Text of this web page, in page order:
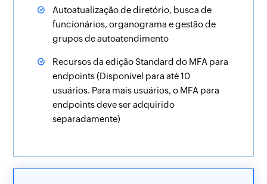
Autoatualização de diretório, busca de
funcionários,organograma egestão de
grupos de autoatendimento
Recursos da edição Standard do MFA para
endpoints (Disponível para até 10
usuários. Para mais usuários, o MFA para
endpoints deve ser adquirido
separadamente)